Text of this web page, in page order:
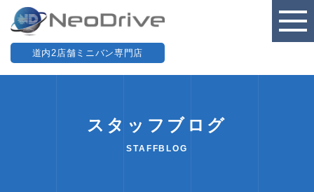
道内2店舗ミニバン専門店
スタッフブログ
STAFFBLOG